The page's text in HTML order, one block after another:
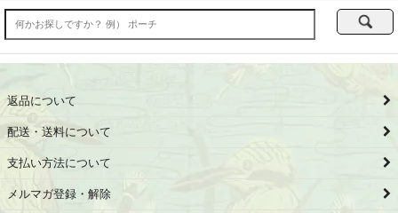
返品について
配送・送料について
支払い方法について
メルマガ登録・解除